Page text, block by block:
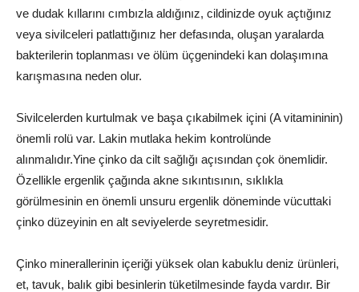
ve dudak kıllarını cımbızla aldığınız, cildinizde oyuk açtığınız
veya sivilceleri patlattığınız her defasında, oluşan yaralarda
bakterilerin toplanması ve ölüm üçgenindeki kan dolaşımına
karışmasına neden olur.
Sivilcelerden kurtulmak ve başa çıkabilmek içini (A vitamininin)
önemli rolü var. Lakin mutlaka hekim kontrolünde
alınmalıdır.Yine çinko da cilt sağlığı açısından çok önemlidir.
Özellikle ergenlik çağında akne sıkıntısının, sıklıkla
görülmesinin en önemli unsuru ergenlik döneminde vücuttaki
çinko düzeyinin en alt seviyelerde seyretmesidir.
Çinko minerallerinin içeriği yüksek olan kabuklu deniz ürünleri,
et, tavuk, balık gibi besinlerin tüketilmesinde fayda vardır. Bir